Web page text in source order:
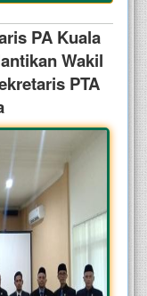
PA Kuala
Wakil
PTA